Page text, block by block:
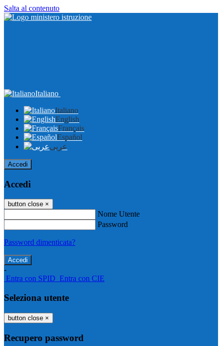
Salta al contenuto
Italiano
Italiano
English
Français
Español
عربى
Accedi
Accedi
button close ×
Nome Utente
Password
Password dimenticata?
-
Entra con SPID Entra con CIE
Seleziona utente
button close ×
Recupero password